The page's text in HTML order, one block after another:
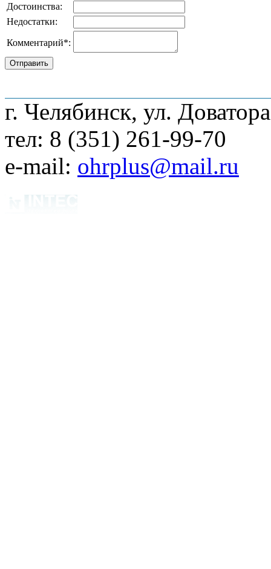
Достоинства:
Недостатки:
Комментарий*:
г. Челябинск, ул.
тел: 8 (351) 261-99-70
e-mail: ohrplus@mail.ru